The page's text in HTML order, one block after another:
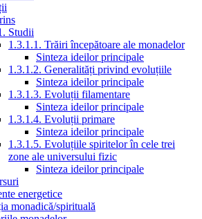
Studii
1.3.1.1. Trăiri începătoare ale monadelor
Sinteza ideilor principale
1.3.1.2. Generalități privind evoluțiile
Sinteza ideilor principale
1.3.1.3. Evoluții filamentare
Sinteza ideilor principale
1.3.1.4. Evoluții primare
Sinteza ideilor principale
1.3.1.5. Evoluțiile spiritelor în cele trei
zone ale universului fizic
Sinteza ideilor principale
energetice
monadică/spirituală